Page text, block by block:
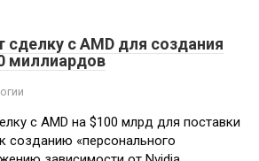
сделку с AMD для создания
миллиардов
с AMD на $100 млрд для поставки
созданию «персонального